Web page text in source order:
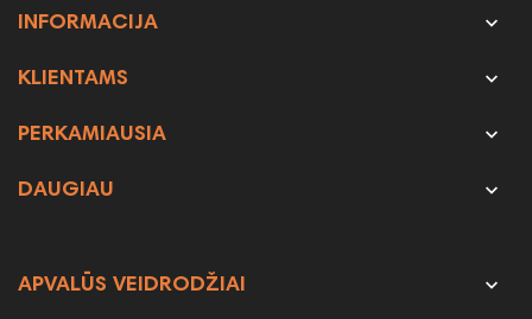
INFORMACIJA 
KLIENTAMS 
PERKAMIAUSIA 
DAUGIAU 
APVALŪS VEIDRODŽIAI 